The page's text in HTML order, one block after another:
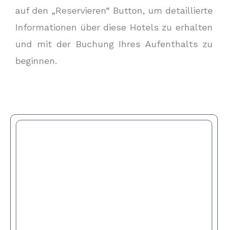
auf den „Reservieren“ Button, um detaillierte
Informationen über diese Hotels zu erhalten
und mit der Buchung Ihres Aufenthalts zu
beginnen.